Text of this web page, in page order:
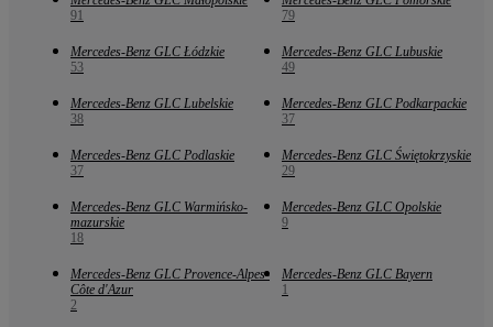
91
79
Mercedes-Benz GLC Łódzkie
53
Mercedes-Benz GLC Lubuskie
49
Mercedes-Benz GLC Lubelskie
38
Mercedes-Benz GLC Podkarpackie
37
Mercedes-Benz GLC Podlaskie
37
Mercedes-Benz GLC Świętokrzyskie
29
Mercedes-Benz GLC Warmińsko-
mazurskie
18
Mercedes-Benz GLC Opolskie
9
Mercedes-Benz GLC Provence-Alpes-
Côte d'Azur
2
Mercedes-Benz GLC Bayern
1